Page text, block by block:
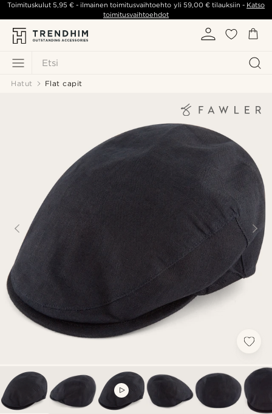
Etsi
Toimituskulut5,95 € - ilmainen toimitusvaihtoehto yli 59,00 €tilauksiin - Katso
toimitusvaihtoehdot
Hatut Flat capit